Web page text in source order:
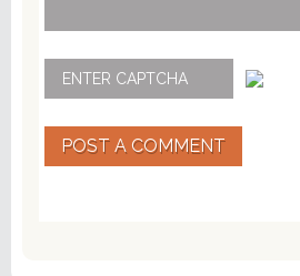
POST A COMMENT